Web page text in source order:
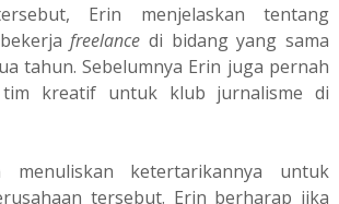
Erin menjelaskan tentang
bekerjafreelance di bidang yang sama
tahun. Sebelumnya Erin juga pernah
tim kreatif untuk klub jurnalisme di
ketertarikannya untuk
tersebut. Erin berharap jika